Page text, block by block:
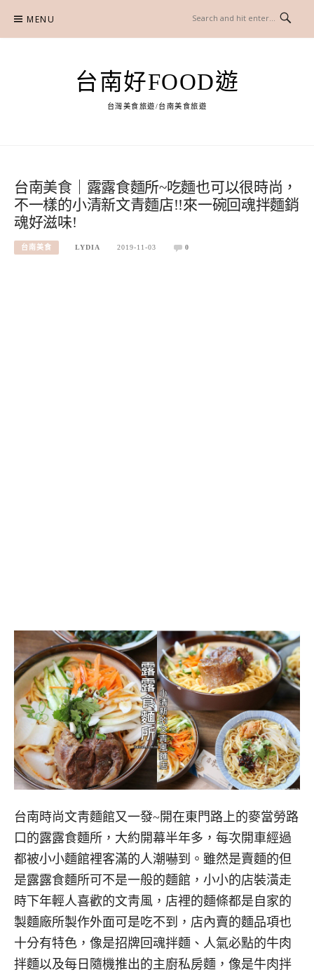
content
MENU
台南好FOOD遊
台灣美食旅遊/台南美食旅遊
台南美食｜露露食麵所~吃麵也可以很時尚，
不一樣的小清新文青麵店!!來一碗回魂拌麵銷
魂好滋味!
台南美食 LYDIA 2019-11-03 0
台南時尚文靑麵館又一發~開在東門路上的麥當勞路
口的露露食麵所，大約開幕半年多，每次開車經過
都被小小麵館裡客滿的人潮嚇到。雖然是賣麵的但
是露露食麵所可不是一般的麵館，小小的店裝潢走
時下年輕人喜歡的文靑風，店裡的麵條都是自家的
製麵廠所製作外面可是吃不到，店內賣的麵品項也
十分有特色，像是招牌回魂拌麵、人氣必點的牛肉
拌麵以及每日隨機推出的主廚私房麵，像是牛肉拌